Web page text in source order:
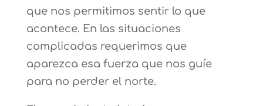
que nos permitimos sentir lo que
acontece. En las situaciones
complicadas requerimos que
aparezca esa fuerza que nos guíe
para no perder el norte.